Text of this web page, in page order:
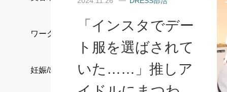
ワークスタイル
妊娠/出産/家族
「インスタでデー
ト服を選ばされて
いた……」推しア